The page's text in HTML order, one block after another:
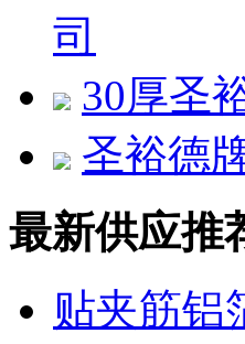
司
30厚圣
圣裕德
最新供应推
贴夹筋铝